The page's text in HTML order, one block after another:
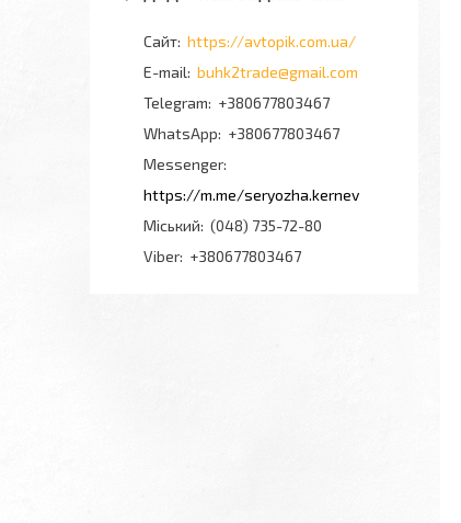
https://avtopik.com.ua/
buhk2trade@gmail.com
+380677803467
+380677803467
Messenger
https://m.me/seryozha.kernev
Міський (048) 735-72-80
Viber +380677803467